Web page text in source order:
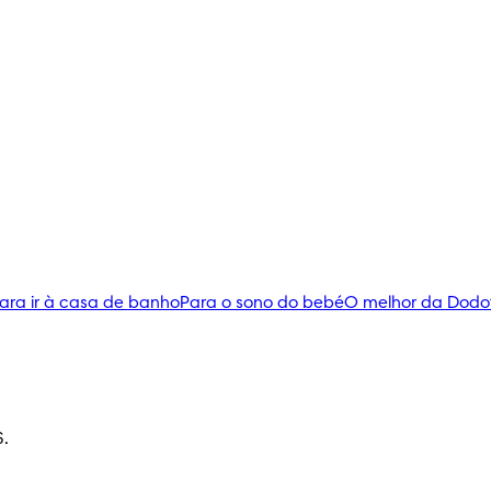
ir à casa de banhoPara o sono do bebéO melhor da